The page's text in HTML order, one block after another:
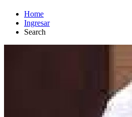
Home
Ingresar
Search